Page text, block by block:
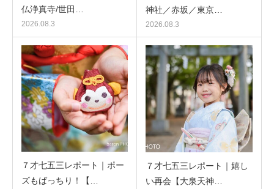
仏浄真寺/世田…
2026.08.3
神社／赤坂／東京…
2026.08.3
７才七五三レポート｜ポー
ズもばっちり！【…
７才七五三レポート｜嬉し
い再会【大泉天神…